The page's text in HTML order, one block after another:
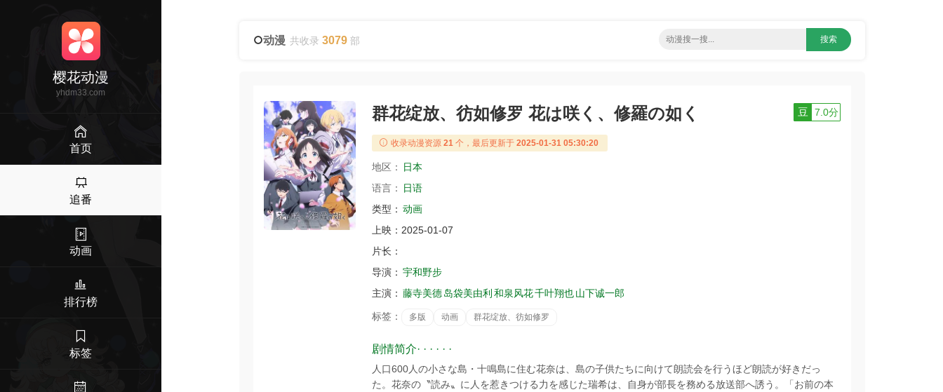
樱花动漫
yhdm33.com
首页
追番
动画
排行榜
标签
动漫 共收录3079 部
群花绽放、彷如修罗 花は咲く、修羅の如く 豆 7.0分
收录动漫资源 21 个，最后更新于 2025-01-31 05:30:20
地区：
日本
语言：
日语
类型： 动画
上映： 2025-01-07
片长：
导演： 宇和野步
主演： 藤寺美德岛袋美由利 和泉风花千叶翔也山下诚一郎
标签： 多版 动画 群花绽放、彷如修罗
剧情简介· · · · · ·
人口600人の小さな島・十鳴島に住む花奈は、島の子供たちに向けて朗読会を行うほど朗読が好きだっ
た。花奈の〝読み〟に人を惹きつける力を感じた瑞希は、自身が部長を務める放送部へ誘う。「お前の本